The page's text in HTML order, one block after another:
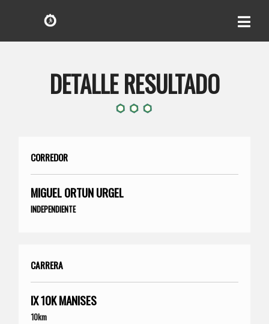
DETALLE RESULTADO
CORREDOR
MIGUEL ORTUN URGEL
INDEPENDIENTE
CARRERA
IX 10K MANISES
10km